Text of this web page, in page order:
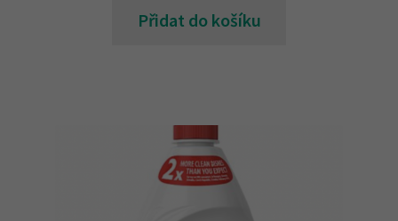
Přidat do košíku